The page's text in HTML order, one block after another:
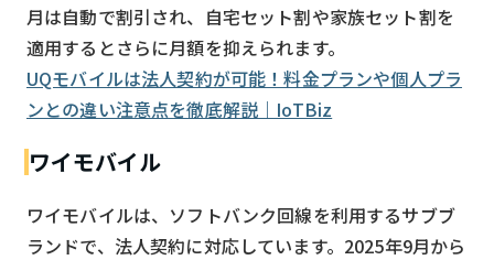
月は自動で割引され、自宅セット割や家族セット割を
適用するとさらに月額を抑えられます。
UQモバイルは法人契約が可能！料金プランや個人プラ
ンとの違い注意点を徹底解説｜IoTBiz
ワイモバイル
ワイモバイルは、ソフトバンク回線を利用するサブブ
ランドで、法人契約に対応しています。2025年9月から